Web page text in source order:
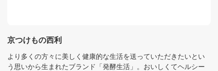
京つけもの西利
より多くの方々に美しく健康的な生活を送っていただきたいとい
う思いから生まれたブランド「発酵生活」。おいしくてヘルシー